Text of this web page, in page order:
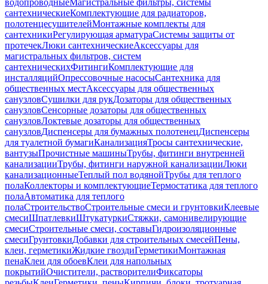
водопроводныеМагистральные фильтры, системы
сантехническиеКомплектующие для радиаторов,
полотенцесушителейМонтажные комплекты для
сантехникиРегулирующая арматураСистемы защиты от
протечекЛюки сантехническиеАксессуары для
магистральных фильтров, систем
сантехническихФитингиКомплектующие для
инсталляцийОпрессовочные насосыСантехника для
общественных местАксессуары для общественных
санузловСушилки для рукДозаторы для общественных
санузловСенсорные дозаторы для общественных
санузловЛоктевые дозаторы для общественных
санузловДиспенсеры для бумажных полотенецДиспенсеры
для туалетной бумагиКанализацияТросы сантехнические,
вантузыПрочистные машиныТрубы, фитинги внутренней
канализацииТрубы, фитинги наружной канализацииЛюки
канализационныеТеплый пол водянойТрубы для теплого
полаКоллекторы и комплектующиеТермостатика для теплого
полаАвтоматика для теплого
полаСтроительствоСтроительные смеси и грунтовкиКлеевые
смесиШпатлевкиШтукатуркиСтяжки, самонивелирующие
смесиСтроительные смеси, составыГидроизоляционные
смесиГрунтовкиДобавки для строительных смесейПены,
клеи, герметикиЖидкие гвоздиГерметикиМонтажная
пенаКлеи для обоевКлеи для напольных
покрытийОчистители, растворителиФиксаторы